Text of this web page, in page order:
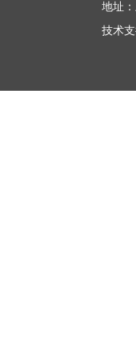
地址
技术